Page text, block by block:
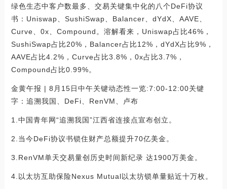
绿色生态中客户数最多、交易关键集中化的八个DeFi协议
书：Uniswap、SushiSwap、Balancer、dYdX、AAVE、
Curve、0x、Compound。溶解看来，Uniswap占比46%，
SushiSwap占比20%，Balancer占比12%，dYdX占比9%，
AAVE占比4.2%，Curve占比3.8%，0x占比3.7%，
Compound占比0.99%。
金黄午报 | 8月15日中午关键动态性一览:7:00-12:00关键
字：追溯我国、DeFi、RenVM、卢布
1.中国青年网“追溯我国”江西省连接点宣布创立。
2.当今DeFi协议书锁住财产总额提升70亿美金。
3.RenVM单天交易量创历史时间新纪录 达1900万美金。
4.以太坊互助保险Nexus Mutual以太坊锁单量贴近十万枚。